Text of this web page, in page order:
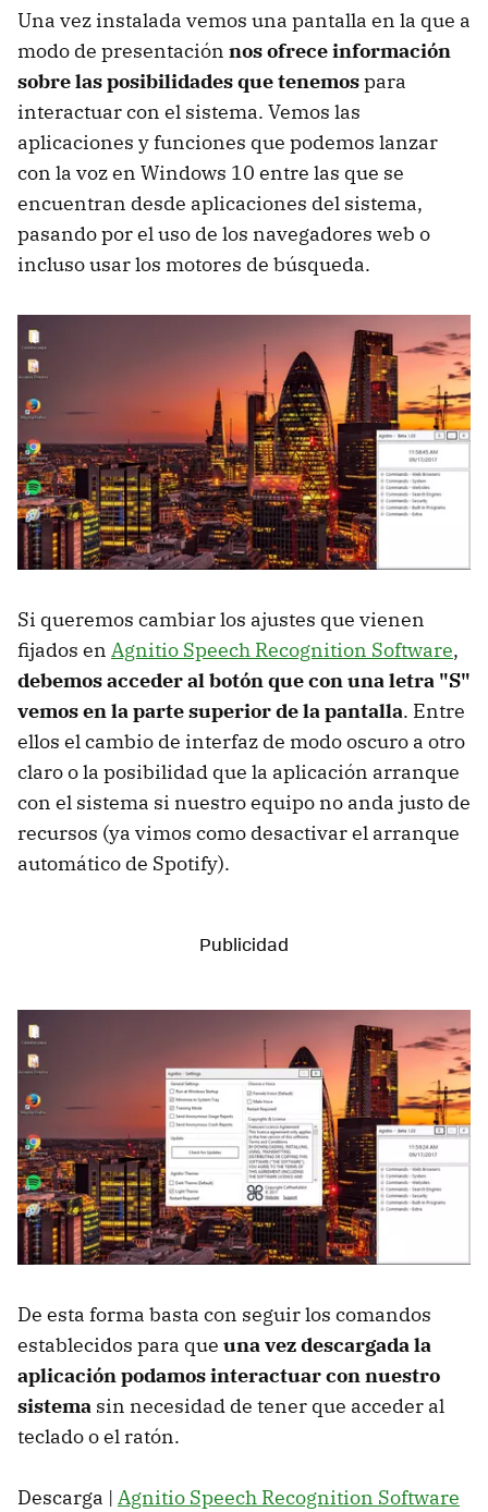
Una vez instalada vemos una pantalla en la que a
modo de presentación nos ofrece información
sobre las posibilidades que tenemospara
interactuar con el sistema. Vemos las
aplicaciones y funciones que podemos lanzar
con la voz en Windows 10 entre las que se
encuentran desde aplicaciones del sistema,
pasando por el uso de los navegadores web o
incluso usar los motores de búsqueda.
Si queremos cambiar los ajustes que vienen
fijados en Agnitio Speech Recognition Software,
debemos acceder al botón que con una letra "S"
vemos en la parte superior de la pantalla. Entre
ellos el cambio de interfaz de modo oscuro a otro
claro o la posibilidad que la aplicación arranque
con el sistema si nuestro equipo no anda justo de
recursos (ya vimos como desactivar el arranque
automático de Spotify).
De esta forma basta con seguir los comandos
establecidos para que una vez descargada la
aplicación podamos interactuar con nuestro
sistema sin necesidad de tener que acceder al
teclado o el ratón.
Descarga | Agnitio Speech Recognition Software